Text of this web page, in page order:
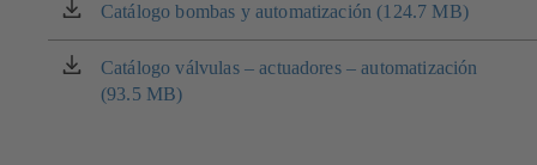
Catálogo bombas y automatización (124.7 MB)
(se
abre
en
una
Catálogo válvulas – actuadores – automatización
(93.5 MB)
(se
abre